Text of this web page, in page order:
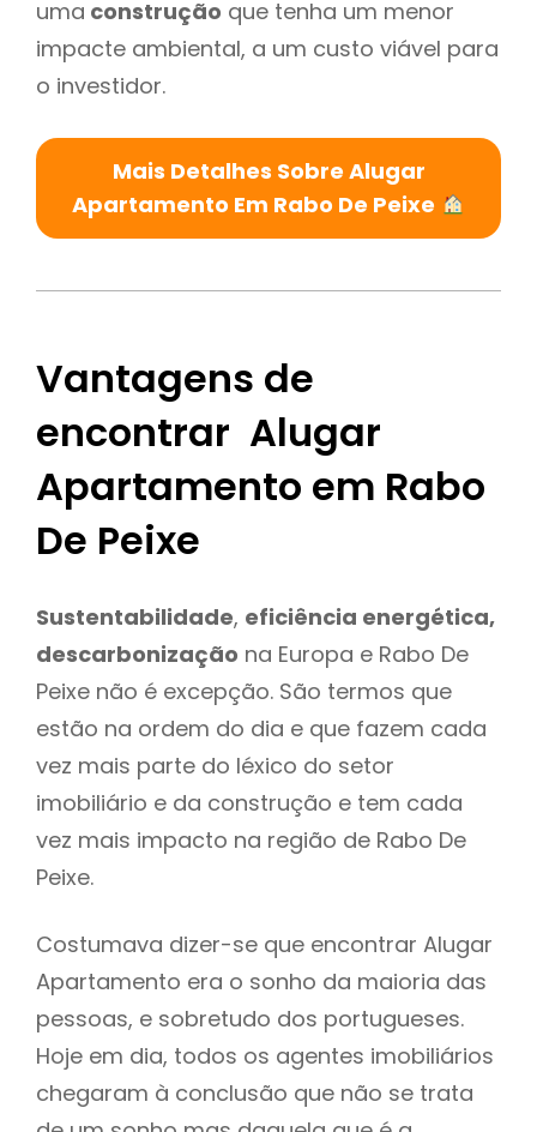
uma construção que tenha um menor
impacte ambiental, a um custo viável para
o investidor.
Mais Detalhes Sobre Alugar
Apartamento Em Rabo De Peixe
Vantagens de
encontrar Alugar
Apartamento em Rabo
De Peixe
Sustentabilidade, eficiência energética,
descarbonização na Europa e Rabo De
Peixe não é excepção. São termos que
estão na ordem do dia e que fazem cada
vez mais parte do léxico do setor
imobiliário e da construção e tem cada
vez mais impacto na região de Rabo De
Peixe.
Costumava dizer-se que encontrar Alugar
Apartamento era o sonho da maioria das
pessoas, e sobretudo dos portugueses.
Hoje em dia, todos os agentes imobiliários
chegaram à conclusão que não se trata